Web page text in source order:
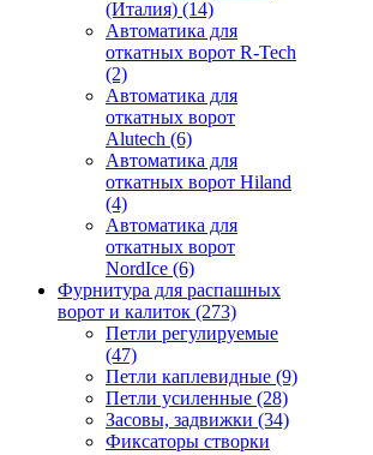
(Италия) (14)
Автоматика для
откатных ворот R-Tech
(2)
Автоматика для
откатных ворот
Alutech (6)
Автоматика для
откатных ворот Hiland
(4)
Автоматика для
откатных ворот
NordIce (6)
Фурнитура для распашных
ворот и калиток (273)
Петли регулируемые
(47)
Петли каплевидные (9)
Петли усиленные (28)
Засовы, задвижки (34)
Фиксаторы створки